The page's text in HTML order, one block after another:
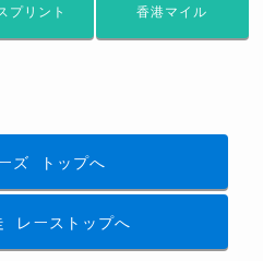
プリント 香港マイル
ズ トップへ
レーストップへ